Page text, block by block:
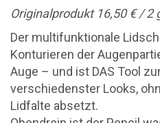
Originalprodukt 16,50 € / 2
Der multifunktionale
Konturieren der
Auge – und ist DAS Tool
verschiedenster Looks,
Lidfalte absetzt.